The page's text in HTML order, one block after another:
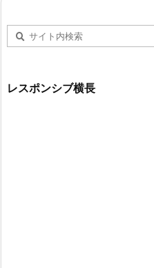
レスポンシブ横長